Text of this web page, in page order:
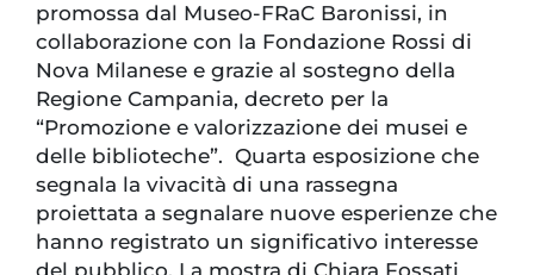
promossa dal Museo-FRaC Baronissi, in
collaborazione con la Fondazione Rossi di
Nova Milanese e grazie al sostegno della
Regione Campania, decreto per la
“Promozione e valorizzazione dei musei e
delle biblioteche”. Quarta esposizione che
segnala la vivacità di una rassegna
proiettata a segnalare nuove esperienze che
hanno registrato un significativo interesse